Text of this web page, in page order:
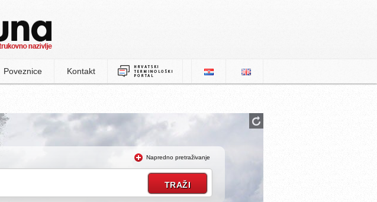
Poveznice Kontakt
Napredno pretraživanje